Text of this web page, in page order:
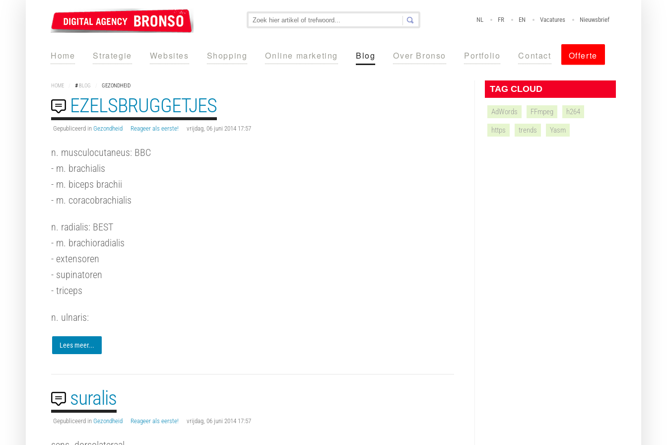
NL FR EN Vacatures Nieuwsbrief
Home Strategie Websites Shopping Online marketing Blog Over Bronso Portfolio Contact Offerte
HOME # BLOG GEZONDHEID
EZELSBRUGGETJES
Gepubliceerd in Gezondheid Reageer als eerste! vrijdag, 06 juni 2014 17:57
n. musculocutaneus: BBC
- m. brachialis
- m. biceps brachii
- m. coracobrachialis
n. radialis: BEST
- m. brachioradialis
- extensoren
- supinatoren
- triceps
n. ulnaris:
Lees meer...
suralis
Gepubliceerd in Gezondheid Reageer als eerste! vrijdag, 06 juni 2014 17:57
TAG CLOUD
AdWords FFmpeg h264
https trends Yasm